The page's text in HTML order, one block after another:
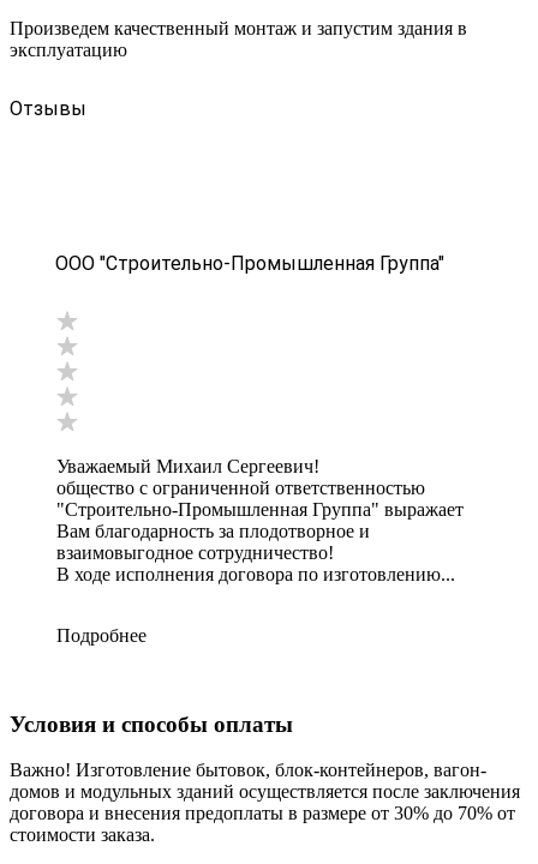
Произведем качественный монтаж и запустим здания в
эксплуатацию
Отзывы
ООО "Строительно-Промышленная Группа"
Уважаемый Михаил Сергеевич!
общество с ограниченной ответственностью
"Строительно-Промышленная Группа" выражает
Вам благодарность за плодотворное и
взаимовыгодное сотрудничество!
В ходе исполнения договора по изготовлению...
Подробнее
Условия и способы оплаты
Важно! Изготовление бытовок, блок-контейнеров, вагон-
домов и модульных зданий осуществляется после заключения
договора и внесения предоплаты в размере от 30% до 70% от
стоимости заказа.